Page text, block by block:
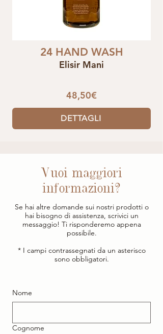
24 HAND WASH
Elisir Mani
48,50€
DETTAGLI
Vuoi maggiori
informazioni?
Se hai altre domande sui nostri prodotti o
hai bisogno di assistenza, scrivici un
messaggio! Ti risponderemo appena
possibile.
* I campi contrassegnati da un asterisco
sono obbligatori.
Nome
Cognome